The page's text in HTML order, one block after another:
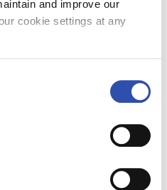
and improve our
cookie settings at any
Lisäksi
ja
saa VR:n vapaalipun.